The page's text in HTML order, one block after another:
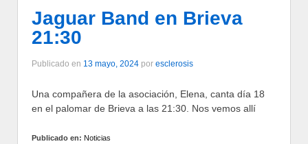
Jaguar Band en Brieva
21:30
Publicado en 13 mayo, 2024 por esclerosis
Una compañera de la asociación, Elena, canta día 18
en el palomar de Brieva a las 21:30. Nos vemos allí
Publicado en: Noticias